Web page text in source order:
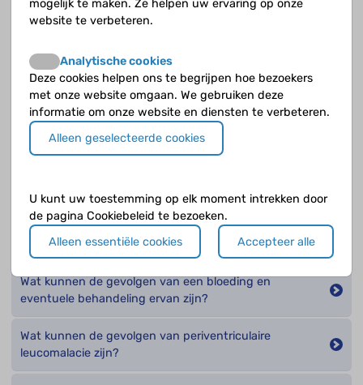
hersenen is?
Hoe zijn volgroeide hersenen opgebouwd?
Wat is een bloeding in de hersenkamer, IVH
(intraventriculaire hemorragie)?
hersenkamer is?
Wat is het zenuwstelsel?
Wat kunnen de gevolgen van een bloeding en
eventuele behandeling ervan zijn?
Wat kunnen de gevolgen van periventriculaire
leucomalacie zijn?
mogelijk te maken. Ze helpen uw ervaring op onze
website te verbeteren.
Analytische cookies
Deze cookies helpen ons te begrijpen hoe bezoekers
met onze website omgaan. We gebruiken deze
informatie om onze website en diensten te verbeteren.
Alleen geselecteerde cookies
U kunt uw toestemming op elk moment intrekken door
de pagina Cookiebeleid te bezoeken.
Alleen essentiële cookies
Accepteer alle